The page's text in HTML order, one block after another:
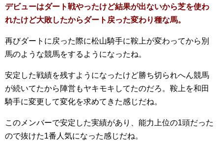
デビューはダート戦やったけど結果が出ないから芝を使わ
れたけど大敗したからダート戻った変わり種な馬。
再びダートに戻った際に松山騎手に鞍上が変わってから別
馬のような競馬をするようになったね。
安定した戦績を残すようになったけど勝ち切られへん競馬
が続いてたから陣営もヤキモキしてたのだろ。鞍上を和田
騎手に変更して変化を求めてきた感じだね。
このメンバーで安定した実績があり、能力上位の1頭だった
ので抜けた1番人気になった感じだね。